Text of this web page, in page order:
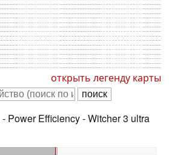
открыть легенду карты
- Power Efficiency - Witcher 3 ultra